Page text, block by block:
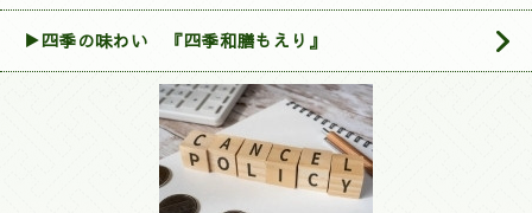
▶四季の味わい 『四季和膳もえり』